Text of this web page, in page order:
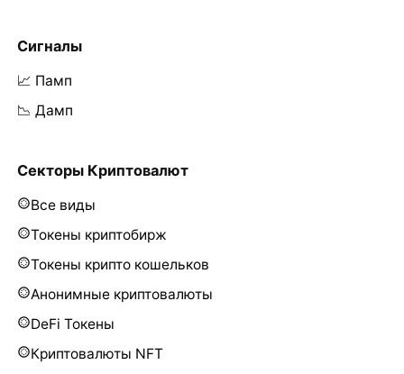
Сигналы
📈 Памп
📉 Дамп
Секторы Криптовалют
Все виды
Токены криптобирж
Токены крипто кошельков
Анонимные криптовалюты
DeFi Токены
Криптовалюты NFT